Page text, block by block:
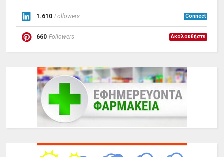
1.610 Followers Connect
660 Followers Ακολουθήστε